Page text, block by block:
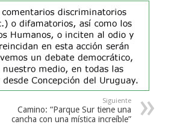
Siguiente
Camino: “Parque Sur tiene una
cancha con una mística increíble”